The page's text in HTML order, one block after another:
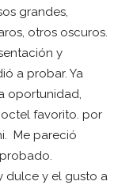
grandes,
otros oscuros.
y
a probar. Ya
oportunidad,
favorito. por
Me pareció
dulce y el gusto a